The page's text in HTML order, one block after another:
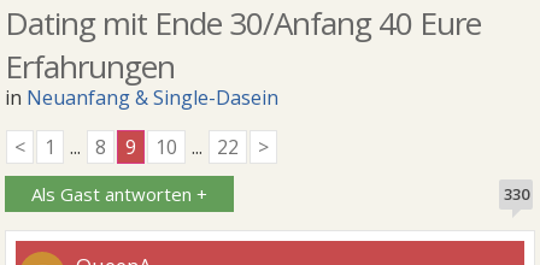
Dating mit Ende 30/Anfang 40 Eure
Erfahrungen
in Neuanfang & Single-Dasein
<
1 ... 8 9 10 ... 22 >
Als Gast antworten + 330